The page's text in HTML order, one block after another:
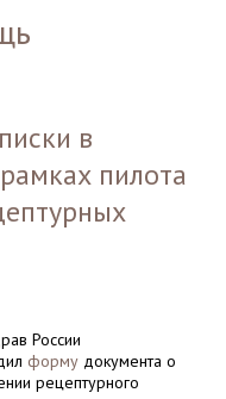
в
пилота
России
формудокумента о
рецептурного